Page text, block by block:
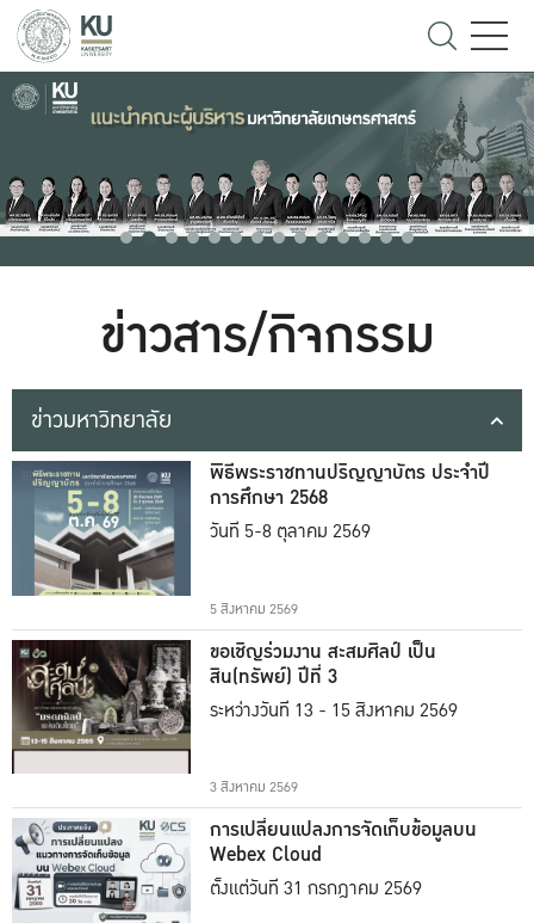
ข่าวสาร/กิจกรรม
ข่าวมหาวิทยาลัย
พิธีพระราชทานปริญญาบัตร ประจำปี
การศึกษา 2568
วันที่ 5-8 ตุลาคม 2569
5 สิงหาคม 2569
ขอเชิญร่วมงาน สะสมศิลป์ เป็น
สิน(ทรัพย์) ปีที่ 3
ระหว่างวันที่ 13 - 15 สิงหาคม 2569
3 สิงหาคม 2569
การเปลี่ยนแปลงการจัดเก็บข้อมูลบน
Webex Cloud
ตั้งแต่วันที่ 31 กรกฎาคม 2569